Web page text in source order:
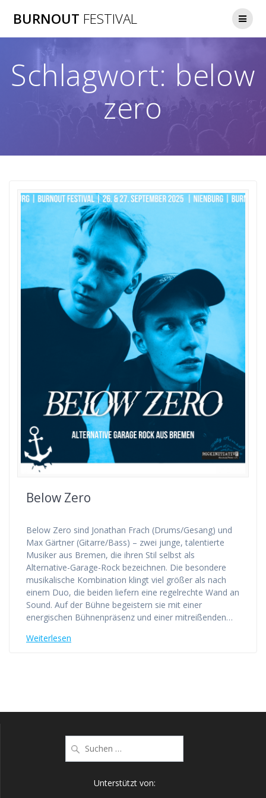
BURNOUT FESTIVAL
Schlagwort: below
zero
Below Zero
Below Zero sind Jonathan Frach (Drums/Gesang) und
Max Gärtner (Gitarre/Bass) – zwei junge, talentierte
Musiker aus Bremen, die ihren Stil selbst als
Alternative-Garage-Rock bezeichnen. Die besondere
musikalische Kombination klingt viel größer als nach
einem Duo, die beiden liefern eine regelrechte Wand an
Sound. Auf der Bühne begeistern sie mit einer
energischen Bühnenpräsenz und einer mitreißenden…
Weiterlesen
nach:
Unterstützt von: